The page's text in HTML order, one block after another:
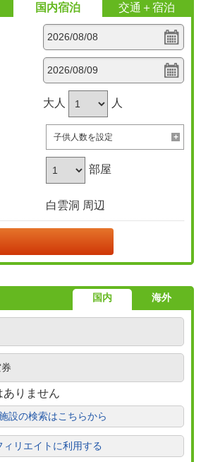
国内宿泊
交通＋宿泊
大人 人
子供人数を設定
部屋
白雲洞 周辺
国内 海外
りません
設の検索はこちらから
ィリエイトに利用する